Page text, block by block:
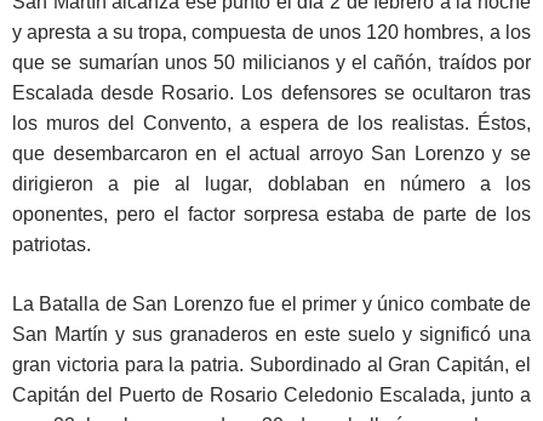
y apresta a su tropa, compuesta de unos 120 hombres, a los
que se sumarían unos 50 milicianos y el cañón, traídos por
Escalada desde Rosario. Los defensores se ocultaron tras
los muros del Convento, a espera de los realistas. Éstos,
que desembarcaron en el actual arroyo San Lorenzo y se
dirigieron a pie al lugar, doblaban en número a los
oponentes, pero el factor sorpresa estaba de parte de los
patriotas.
La Batalla de San Lorenzo fue el primer y único combate de
San Martín y sus granaderos en este suelo y significó una
gran victoria para la patria. Subordinado al Gran Capitán, el
Capitán del Puerto de Rosario Celedonio Escalada, junto a